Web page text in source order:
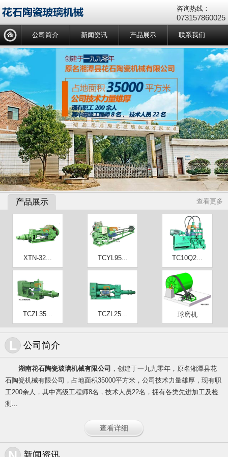
咨询热线：
073157860025
公司简介 新闻资讯 产品展示 联系我们
产品展示 查看更多
XTN-32... TCYL95... TC10Q2...
TCZL35... TCZL25... 球磨机
L 公司简介
湖南花石陶瓷玻璃机械有限公司 ，创建于一九九零年，原名湘潭县花
石陶瓷机械有限公司，占地面积35000平方米，公司技术力量雄厚，现有职
工200余人，其中高级工程师8名，技术人员22名，拥有各类先进加工及检
测...
查看详细
新闻资讯